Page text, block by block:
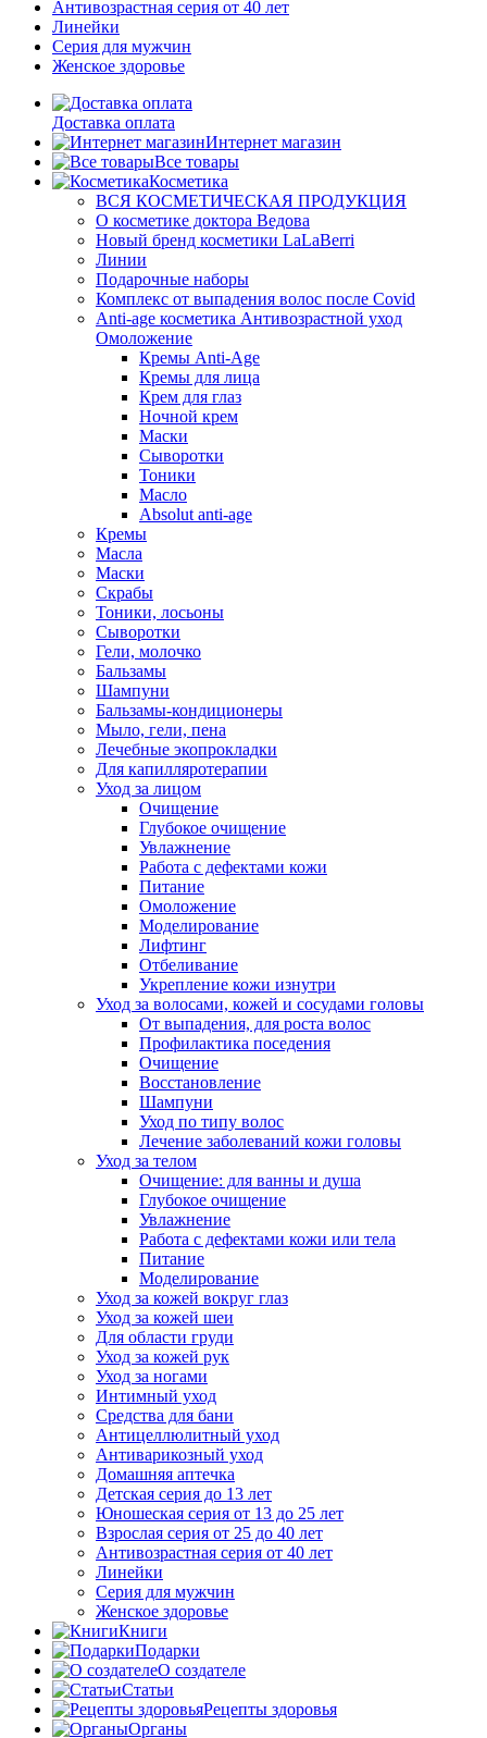
Антивозрастная серия от 40 лет
Линейки
Серия для мужчин
Женское здоровье
Доставка оплата
Интернет магазин
Все товары
Косметика
ВСЯ КОСМЕТИЧЕСКАЯ ПРОДУКЦИЯ
О косметике доктора Ведова
Новый бренд косметики LaLaBerri
Линии
Подарочные наборы
Комплекс от выпадения волос после Covid
Anti-age косметика Антивозрастной уход
Омоложение
Кремы Anti-Age
Кремы для лица
Крем для глаз
Ночной крем
Маски
Сыворотки
Тоники
Масло
Absolut anti-age
Кремы
Масла
Маски
Скрабы
Тоники, лосьоны
Сыворотки
Гели, молочко
Бальзамы
Шампуни
Бальзамы-кондиционеры
Мыло, гели, пена
Лечебные экопрокладки
Для капилляротерапии
Уход за лицом
Очищение
Глубокое очищение
Увлажнение
Работа с дефектами кожи
Питание
Омоложение
Моделирование
Лифтинг
Отбеливание
Укрепление кожи изнутри
Уход за волосами, кожей и сосудами головы
От выпадения, для роста волос
Профилактика поседения
Очищение
Восстановление
Шампуни
Уход по типу волос
Лечение заболеваний кожи головы
Уход за телом
Очищение: для ванны и душа
Глубокое очищение
Увлажнение
Работа с дефектами кожи или тела
Питание
Моделирование
Уход за кожей вокруг глаз
Уход за кожей шеи
Для области груди
Уход за кожей рук
Уход за ногами
Интимный уход
Средства для бани
Антицеллюлитный уход
Антиварикозный уход
Домашняя аптечка
Детская серия до 13 лет
Юношеская серия от 13 до 25 лет
Взрослая серия от 25 до 40 лет
Антивозрастная серия от 40 лет
Линейки
Серия для мужчин
Женское здоровье
Книги
Подарки
О создателе
Статьи
Рецепты здоровья
Органы